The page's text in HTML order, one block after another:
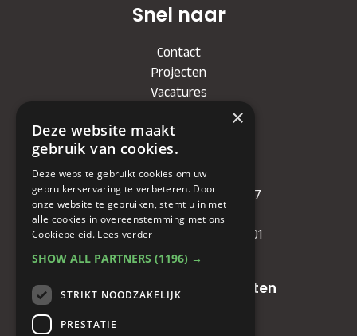
Snel naar
Contact
Projecten
Vacatures
Bedrijf
KVK: 71479090
IBAN : NL81RABO0349089957
BIC :
RABONL2U
BTW (VAT) :
NL. 858732191.B01
Oude baan 49, 5125 NG Hulten
+31(0)161 23 48 68
×
Deze website maakt
gebruik van cookies.
Deze website gebruikt cookies om uw
gebruikerservaring te verbeteren. Door
onze website te gebruiken, stemt u in met
alle cookies in overeenstemming met ons
Cookiebeleid. Lees verder
SHOW ALL PARTNERS (1196) →
STRIKT NOODZAKELIJK
PRESTATIE